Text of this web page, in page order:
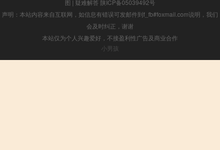
图 | 疑难解答 陕ICP备05039492号
声明：本站内容来自互联网，如信息有错误可发邮件到f_fb#foxmail.com说明，我们
会及时纠正，谢谢
本站仅为个人兴趣爱好，不接盈利性广告及商业合作
小男孩